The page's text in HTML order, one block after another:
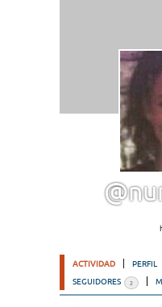
ACTIVIDAD PERFIL
SEGUIDORES 2